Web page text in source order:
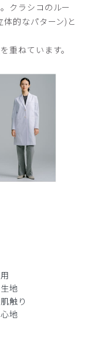
2026-04-03
伸びない
プレゼントしま
ネームが入って
クラシコのルー
的なパターン)と
重ねています。
地
触り
地